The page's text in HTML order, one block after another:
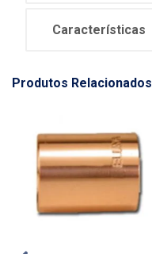
Características
Produtos Relacionados